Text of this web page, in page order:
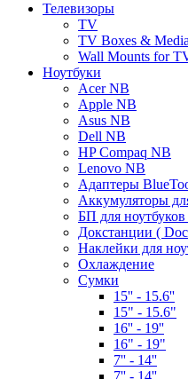
Телевизоры
TV
TV Boxes &
Wall Mounts for
Ноутбуки
Acer NB
Apple NB
Asus NB
Dell NB
HP Compaq NB
Lenovo NB
Адаптеры
Аккумуляторы
БП для
Докстанции (
Наклейки для
Охлаждение
Сумки
15'' - 15.6''
15" - 15.6"
16'' - 19''
16" - 19"
7'' - 14''
7'' - 14''